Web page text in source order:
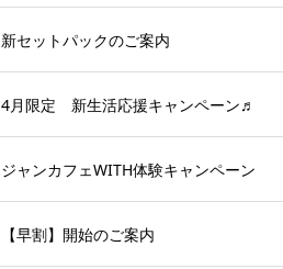
新セットパックのご案内
4月限定 新生活応援キャンペーン♬
ジャンカフェWITH体験キャンペーン
【早割】開始のご案内